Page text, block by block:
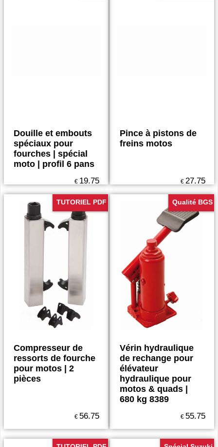
Douille et embouts
spéciaux pour
fourches | spécial
moto | profil 6 pans
€ 19.75
Pince à pistons de
freins motos
€ 27.75
TUTORIEL PDF
Compresseur de
ressorts de fourche
pour motos | 2
pièces
€ 56.75
Qualité BGS
Vérin hydraulique
de rechange pour
élévateur
hydraulique pour
motos & quads |
680 kg 8389
€ 55.75